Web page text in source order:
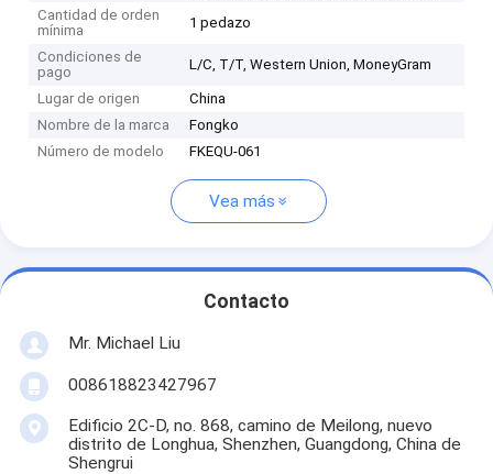
Cantidad de orden
mínima
1 pedazo
Condiciones de
pago
L/C, T/T, Western Union, MoneyGram
Lugar de origen
China
Nombre de la marca
Fongko
Número de modelo
FKEQU-061
Vea más
Contacto
Mr. Michael Liu
008618823427967
Edificio 2C-D, no. 868, camino de Meilong, nuevo
distrito de Longhua, Shenzhen, Guangdong, China de
Shengrui